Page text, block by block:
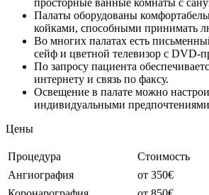
просторные ванные комнаты с
Палаты оборудованы
койками, способными принимать
Во многих палатах есть
сейф и цветной телевизор с DVD-
По запросу пациента
интернету и связь по факсу.
Освещение в палате можно
индивидуальными
Цены
Процедура
Стоимость
Ангиография
от 350€